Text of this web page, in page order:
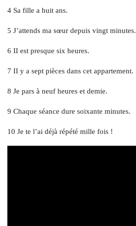
4 Sa fille a huit ans.
5 J’attends ma sœur depuis vingt minutes.
6 II est presque six heures.
7 II y a sept pièces dans cet appartement.
8 Je pars à neuf heures et demie.
9 Chaque séance dure soixante minutes.
10 Je te l’ai déjà répété mille fois !